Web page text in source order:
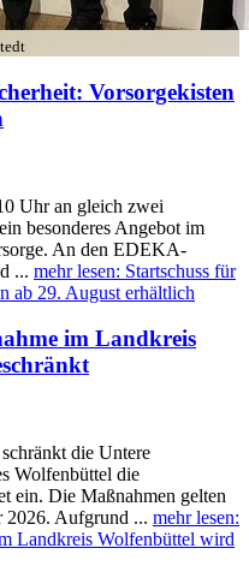
Vorsorgekisten
Uhr an gleich zwei
besonderes Angebot im
An den EDEKA-
... mehr lesen: Startschuss für
ab 29. August erhältlich
im Landkreis
die Untere
Wolfenbüttel die
ein. Die Maßnahmen gelten
2026. Aufgrund ... mehr lesen:
Landkreis Wolfenbüttel wird